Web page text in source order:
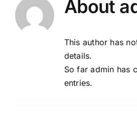
Contact
About
This author has
details.
So far admin has
entries.